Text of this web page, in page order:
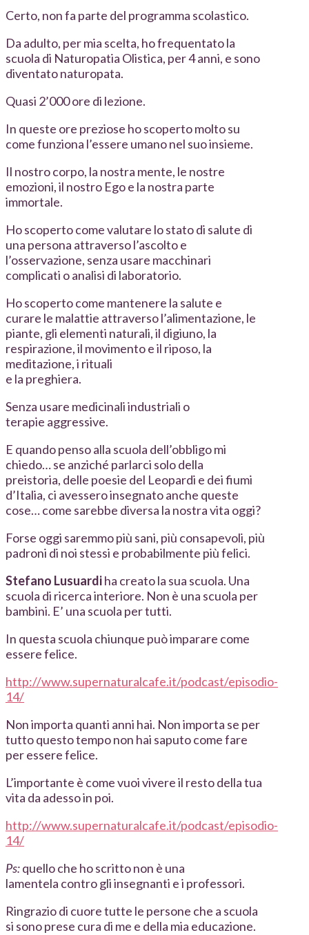
Certo, non fa parte del programma scolastico.
Da adulto, per mia scelta, ho frequentato la
scuola di Naturopatia Olistica, per 4 anni, e sono
diventato naturopata.
Quasi 2’000 ore di lezione.
In queste ore preziose ho scoperto molto su
come funziona l’essere umano nel suo insieme.
Il nostro corpo, la nostra mente, le nostre
emozioni, il nostro Ego e la nostra parte
immortale.
Ho scoperto come valutare lo stato di salute di
una persona attraverso l’ascolto e
l’osservazione, senza usare macchinari
complicati o analisi di laboratorio.
Ho scoperto come mantenere la salute e
curare le malattie attraverso l’alimentazione, le
piante, gli elementi naturali, il digiuno, la
respirazione, il movimento e il riposo, la
meditazione, i rituali
e la preghiera.
Senza usare medicinali industriali o
terapie aggressive.
E quando penso alla scuola dell’obbligo mi
chiedo… se anziché parlarci solo della
preistoria, delle poesie del Leopardi e dei fiumi
d’Italia, ci avessero insegnato anche queste
cose… come sarebbe diversa la nostra vita oggi?
Forse oggi saremmo più sani, più consapevoli, più
padroni di noi stessi e probabilmente più felici.
Stefano Lusuardiha creato la sua scuola. Una
scuola di ricerca interiore. Non è una scuola per
bambini. E’ una scuola per tutti.
In questa scuola chiunque può imparare come
essere felice.
http://www.supernaturalcafe.it/podcast/episodio-
14/
Non importa quanti anni hai. Non importa se per
tutto questo tempo non hai saputo come fare
per essere felice.
L’importante è come vuoi vivere il resto della tua
vita da adesso in poi.
http://www.supernaturalcafe.it/podcast/episodio-
14/
Ps:quello che ho scritto non è una
lamentela contro gli insegnanti e i professori.
Ringrazio di cuore tutte le persone che a scuola
si sono prese cura di me e della mia educazione.